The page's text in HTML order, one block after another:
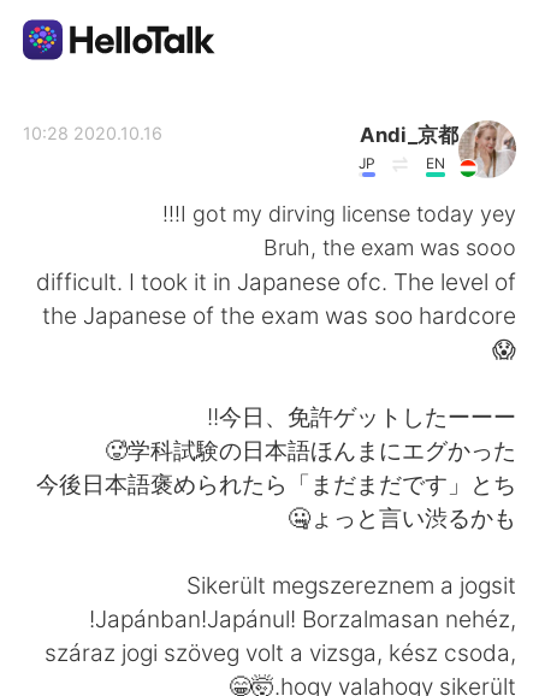
Español
Français Deutsch
Русский ไทย
Indonesia Italiano
Andi_京都
EN
JP
2020.10.16 10:28
I got my dirving license today yey!!!
Bruh, the exam was sooo
difficult. I took it in Japanese ofc. The level of
the Japanese of the exam was soo hardcore
😱
今日、免許ゲットしたーーー!!
学科試験の日本語ほんまにエグかった🥵
今後日本語褒められたら「まだまだです」とち
ょっと言い渋るかも🤐
Sikerült megszereznem a jogsit
!Japánban!Japánul! Borzalmasan nehéz,
száraz jogi szöveg volt a vizsga, kész csoda,
hogy valahogy sikerült.🤯😁